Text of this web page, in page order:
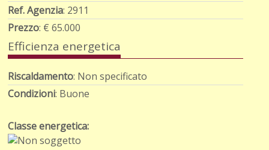
Ref. Agenzia: 2911
Prezzo: € 65.000
Efficienza energetica
Riscaldamento: Non specificato
Condizioni: Buone
Classe energetica: